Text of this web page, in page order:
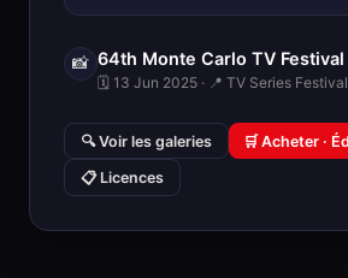
📸 64th Monte Carlo TV Festival
🗓 13 Jun 2025 · 📍 TV Series
🔍 Voir les galeries 🛒 Acheter ·
📋 Licences